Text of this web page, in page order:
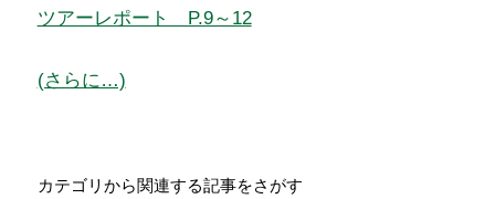
ツアーレポート P.9～12
(さらに…)
カテゴリから関連する記事をさがす